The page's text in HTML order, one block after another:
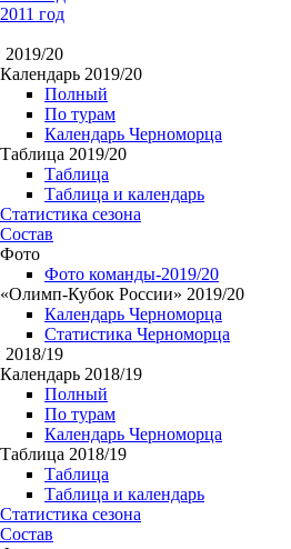
2011 год
2019/20
Календарь 2019/20
Полный
По турам
Календарь Черноморца
Таблица 2019/20
Таблица
Таблица и календарь
Статистика сезона
Состав
Фото
Фото команды-2019/20
«Олимп-Кубок России» 2019/20
Календарь Черноморца
Статистика Черноморца
2018/19
Календарь 2018/19
Полный
По турам
Календарь Черноморца
Таблица 2018/19
Таблица
Таблица и календарь
Статистика сезона
Состав